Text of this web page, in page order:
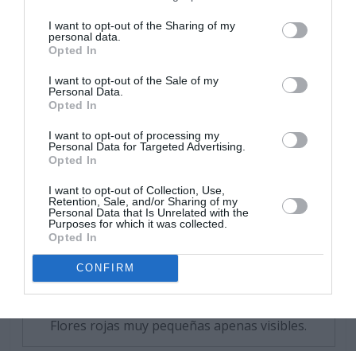
I want to opt-out of the Sharing of my
personal data.
Opted In
I want to opt-out of the Sale of my
Personal Data.
Opted In
I want to opt-out of processing my
Personal Data for Targeted Advertising.
Opted In
I want to opt-out of Collection, Use,
Retention, Sale, and/or Sharing of my
Personal Data that Is Unrelated with the
Purposes for which it was collected.
Opted In
CONFIRM
pequeños y poco ornamentales, de color gris claro en
otoño, cuando maduran.
Flores rojas muy pequeñas apenas visibles.